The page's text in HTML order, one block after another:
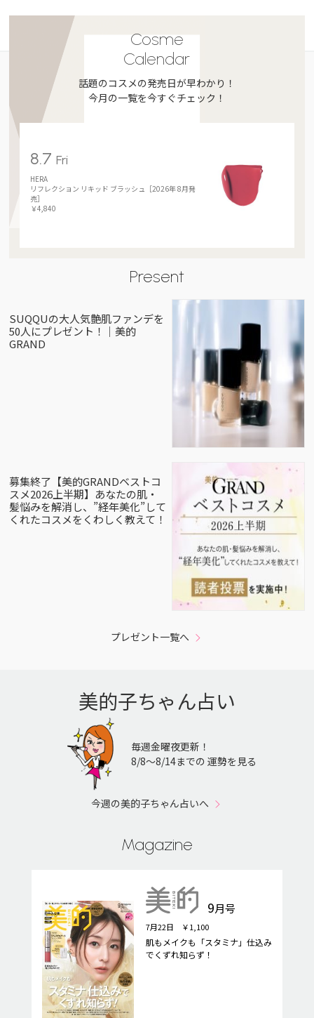
Cosme
Calendar
話題のコスメの発売日が早わかり！
今月の一覧を今すぐチェック！
8.7Fri
HERA
リフレクション リキッド ブラッシュ［2026年 8月発
売］
￥4,840
Present
SUQQUの大人気艶肌ファンデを
50人にプレゼント！｜美的
GRAND
募集終了【美的GRANDベストコ
スメ2026上半期】あなたの肌・
髪悩みを解消し、”経年美化”して
くれたコスメをくわしく教えて！
プレゼント一覧へ
美的子ちゃん占い
毎週金曜夜更新！
8/8〜8/14までの 運勢を見る
今週の美的子ちゃん占いへ
Magazine
9月号
7月22日 ￥1,100
肌もメイクも「スタミナ」仕込み
でくずれ知らず！